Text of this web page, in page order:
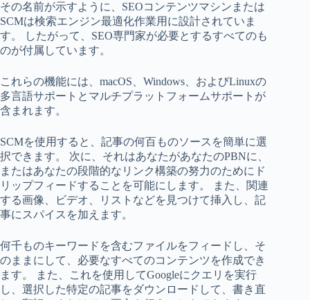
その名前が示すように、SEOコンテンツマシンまたは
SCMは検索エンジン最適化作業用に設計されていま
す。 したがって、SEO専門家が必要とするすべてのも
のが付属しています。
これらの機能には、macOS、Windows、およびLinuxの
多言語サポートとマルチプラットフォームサポートが
含まれます。
SCMを使用すると、記事の何百ものソースを簡単に選
択できます。 次に、それはあなたがあなたのPBNに、
またはあなたの段階的なリンク構築の努力のためにド
リップフィードすることを可能にします。 また、関連
する画像、ビデオ、リストなどを見つけて挿入し、記
事にスパイスを加えます。
何千ものキーワードを含むファイルをフィードし、そ
のままにして、必要なすべてのコンテンツを作成でき
ます。 また、これを使用してGoogleにクエリを実行
し、選択した特定の記事をダウンロードして、書き直